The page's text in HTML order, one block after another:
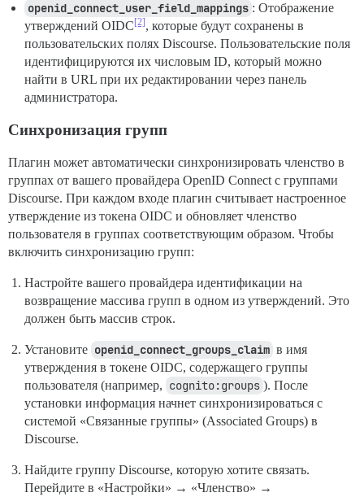
openid_connect_user_field_mappings : Отображение
утверждений OIDC [2] , которые будут сохранены в
пользовательских полях Discourse. Пользовательские поля
идентифицируются их числовым ID, который можно
найти в URL при их редактировании через панель
администратора.
Синхронизация групп
Плагин может автоматически синхронизировать членство в
группах от вашего провайдера OpenID Connect с группами
Discourse. При каждом входе плагин считывает настроенное
утверждение из токена OIDC и обновляет членство
пользователя в группах соответствующим образом. Чтобы
включить синхронизацию групп:
Настройте вашего провайдера идентификации на
возвращение массива групп в одном из утверждений. Это
должен быть массив строк.
Установите openid_connect_groups_claim в имя
утверждения в токене OIDC, содержащего группы
пользователя (например, cognito:groups ). После
установки информация начнет синхронизироваться с
системой «Связанные группы» (Associated Groups) в
Discourse.
Найдите группу Discourse, которую хотите связать.
Перейдите в «Настройки» → «Членство» →